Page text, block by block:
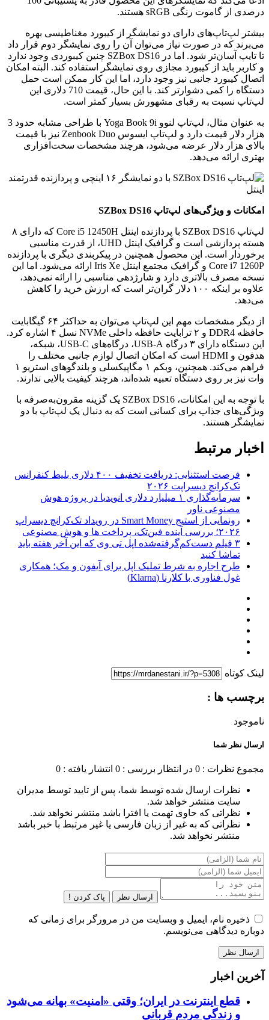
درصدی از گاموت رنگی sRGB هستند.
بیشتر لپ‌تاپ‌های دارای دو نمایشگر از کیبورد مغناطیسی بهره
می‌برند که در صورت نیاز می‌توان آن را روی نمایشگر دوم قرار داد
تا تایپ آسان‌تر شود. اما در SZBox DS16 چنین کیبوردی وجود ندارد
و کاربر باید از کیبورد مجازی روی نمایشگر استفاده کند. البته امکان
اتصال کیبورد جانبی نیز وجود دارد، اما این کار ممکن است حمل
دستگاه را کمی دشوارتر کند. با این حال، قیمت 710 دلاری این
لپ‌تاپ نسبت به رقبای مشهورش بسیار کمتر است.
به عنوان مثال، لپ‌تاپ لنوو Yoga Book 9i با طراحی مشابه حدود 3
هزار دلار قیمت دارد و لپ‌تاپ ایسوس Zenbook Duo نیز با قیمت
بالای هزار دلار عرضه می‌شود، هرچند مشخصات سخت‌افزاری
بهتری ارائه می‌دهد.
امکانات و ویژگی‌های لپ‌تاپ SZBox DS16
لپ‌تاپ SZBox DS16 با پردازنده اینتل Core i5 12450H که دارای ۸
هسته پردازشی است و گرافیک اینتل UHD، از قدرت مناسبی
برخوردار است. این محصول همچنین در پیکربندی دیگری با پردازنده
Core i7 1260P و گرافیک مجتمع اینتل Iris Xe ارائه می‌شود. اما این
نسخه مصرف بالاتری دارد و شارژدهی مناسبی را ارائه نمی‌دهد،
علاوه بر اینکه ۱۰۰ دلار گران‌تر است که ارزش خرید را کاهش
می‌دهد.
از دیگر مشخصات مهم این لپ‌تاپ می‌توان به حداکثر ۶۴ گیگابایت
حافظه DDR4 و ۲ ترابایت حافظه داخلی NVMe نسل ۴ اشاره کرد.
این دستگاه دارای ۳ درگاه USB-A، درگاه‌های USB-C، شبکه،
هدفون و HDMI است که امکان اتصال لوازم جانبی مختلف را
فراهم می‌کند. همچنین، وبکم ۱ مگاپیکسلی و بلندگوهای استریو ۱
وات نیز بر روی دستگاه تعبیه شده‌اند، هرچند کیفیت بالایی ندارند.
با توجه به این امکانات، SZBox DS16 یک گزینه مقرون‌به‌صرفه با
ویژگی‌های جذاب برای کسانی است که به دنبال یک لپ‌تاپ با دو
نمایشگر هستند.
اخبار مرتبط
فرصت استثنایی: دریافت تخفیف ۴۰۰ دلاری بلیط کنفرانس
تک‌کرانچ دیسراپت ۲۰۲۶
سرمایه‌گذاری ۱ میلیارد دلاری انویدیا در پروژه هوش
مصنوعی ناور
رونمایی از استیج Smart Money در رویداد تک‌کرانچ دیسراپ
۲۰۲۶؛ بررسی آینده فین‌تک، پرداخت‌ ها و هوش مصنوعی
۳ فیلم دست‌کم‌گرفته‌شده اپل تی وی که این آخر هفته باید
تماشا کنید
طرح اجاره به شرط تملیک اپل برای آیفون و مک؛ همکاری
غول فناوری با کلارنا (Klarna)
لینک کوتاه
برچسب ها :
ناموجود
ارسال نظر شما
مجموع نظرات : 0 در انتظار بررسی : 0 انتشار یافته : 0
نظرات ارسال شده توسط شما، پس از تایید توسط مدیران
سایت منتشر خواهد شد.
نظراتی که حاوی تهمت یا افترا باشد منتشر نخواهد شد.
نظراتی که به غیر از زبان فارسی یا غیر مرتبط با خبر باشد
منتشر نخواهد شد.
ارسال نظر پاک کردن !
ذخیره نام، ایمیل و وبسایت من در مرورگر برای زمانی که
دوباره دیدگاهی می‌نویسم.
آخرین اخبار
قطع اینترنت در ایران؛ وقتی «امنیت» بهانه می‌شود
و زندگی مردم قربانی